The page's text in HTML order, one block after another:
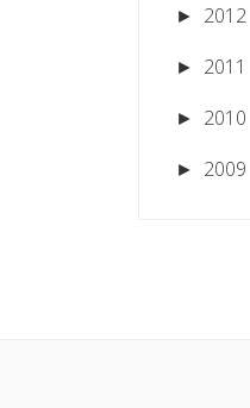
► 2012
► 2011
► 2010
► 2009